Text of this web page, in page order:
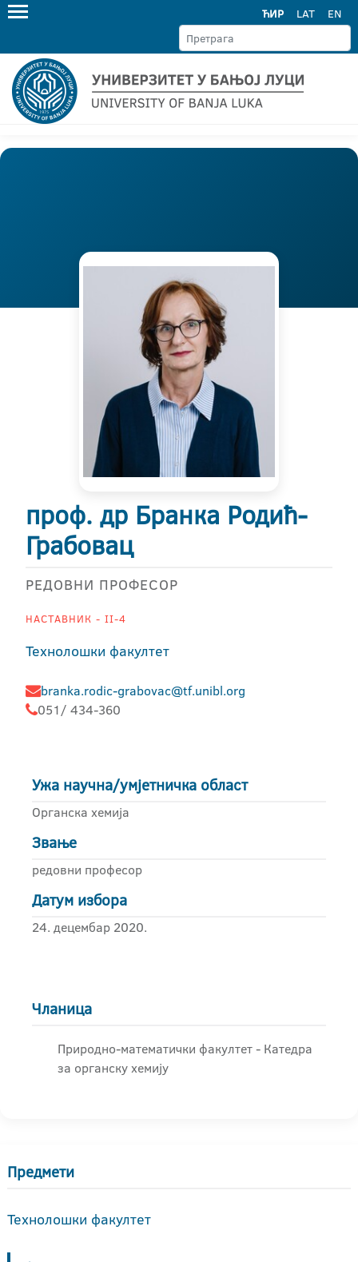
ЋИР LAT EN
проф. др Бранка Родић-
Грабовац
РЕДОВНИ ПРОФЕСОР
НАСТАВНИК - II-4
Технолошки факултет
branka.rodic-grabovac@tf.unibl.org
051/ 434-360
Ужа научна/умјетничка област
Органска хемија
Звање
редовни професор
Датум избора
24. децембар 2020.
Чланица
Природно-математички факултет - Катедра
за органску хемију
Предмети
Технолошки факултет